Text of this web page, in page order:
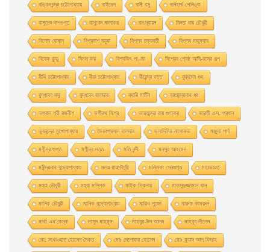
বঙ্কিমচন্দ্র চট্টোপাধ্যায় বাইবেল বানী বসু বার্নহার্ড শেলিঙ্ক
বাসুদেব দাশগুপ্ত বাসুবেদ মালাকর বাৎস্যায়ন বিনতা রায় চৌধুরী
বিনোদ ঘোষাল বিপ্রদাশ বড়ুয়া বিপ্লব চক্রবর্তী বিপ্লব মজুমদার
বিবেক কুন্ডু বিমল কর বিশ্বজিৎ পাণ্ডা বিশ্বের শ্রেষ্ঠ আদি-রসের গল্প
বীথি চট্টোপাধ্যায় বীরু চট্টোপাধ্যায় বীরেন্দ্র দত্ত বুদ্ধদেব গুহ
বুদ্ধদেব বসু বুদ্ধদেব হালদার ব্যারি মার্টিন ব্রজেন্দ্রনাথ ধর
ভগবান শ্রী রজনীশ ভগীরথ মিশ্র ভারতচন্দ্র রায় গুণাকর ভারতী এস. প্রধান
ভুবনচন্দ্র মুখোপাধ্যায় ভৈরবপ্রসাদ হালদার ভ্লাদিমির নাবোকভ মঞ্জুলা শর্মা
মণীন্দ্র গুপ্ত মণীন্দ্র দত্ত মতি নন্দী মনসুর আহমেদ
মনীন্দ্রনাথ বন্দ্যোপাধ্যায় মলয় রায়চৌধুরী মল্লিকা সেনগুপ্ত মহাভারত
মহুয়া চৌধুরী মহুয়া মল্লিক মাইক স্কিনার মাকসুদুজ্জামান খান
মানিক চৌধুরী মানিক বন্দ্যোপাধ্যায় মারিও পুজো মারুফ কামরুল
মার্থা এম'কেন্না মাসুদ মাহমুদ মাহবুব-উল আলম মাহবুব লীলেন
মাে. সাখাওয়াত হােসেন সৈকত মােঃ দেলােয়ার হােসেন মােঃ ফুয়াদ আল ফিদাহ